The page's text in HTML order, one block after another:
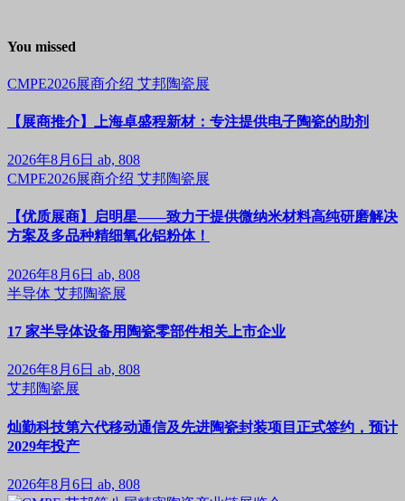
You missed
CMPE2026展商介绍 艾邦陶瓷展
【展商推介】上海卓盛程新材：专注提供电子陶瓷的助剂
2026年8月6日 ab, 808
CMPE2026展商介绍 艾邦陶瓷展
【优质展商】启明星——致力于提供微纳米材料高纯研磨解决
方案及多品种精细氧化铝粉体！
2026年8月6日 ab, 808
半导体 艾邦陶瓷展
17 家半导体设备用陶瓷零部件相关上市企业
2026年8月6日 ab, 808
艾邦陶瓷展
灿勤科技第六代移动通信及先进陶瓷封装项目正式签约，预计
2029年投产
2026年8月6日 ab, 808